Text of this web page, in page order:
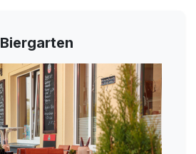
Biergarten